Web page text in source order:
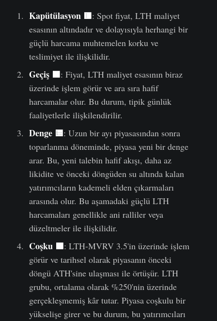
Kapütülasyon 🟥: Spot fiyat, LTH maliyet
esasının altındadır ve dolayısıyla herhangi bir
güçlü harcama muhtemelen korku ve
teslimiyet ile ilişkilidir.
Geçiş 🟧: Fiyat, LTH maliyet esasının biraz
üzerinde işlem görür ve ara sıra hafif
harcamalar olur. Bu durum, tipik günlük
faaliyetlerle ilişkilendirilir.
Denge 🟨: Uzun bir ayı piyasasından sonra
toparlanma döneminde, piyasa yeni bir denge
arar. Bu, yeni talebin hafif akışı, daha az
likidite ve önceki döngüden su altında kalan
yatırımcıların kademeli elden çıkarmaları
arasında olur. Bu aşamadaki güçlü LTH
harcamaları genellikle ani ralliler veya
düzeltmeler ile ilişkilidir.
Coşku 🟩: LTH-MVRV 3.5'in üzerinde işlem
görür ve tarihsel olarak piyasanın önceki
döngü ATH'sine ulaşması ile örtüşür. LTH
grubu, ortalama olarak %250'nin üzerinde
gerçekleşmemiş kâr tutar. Piyasa coşkulu bir
yükselişe girer ve bu durum, bu yatırımcıları